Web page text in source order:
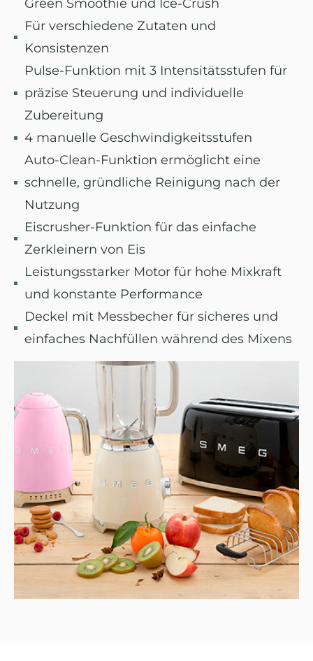
Green Smoothie und Ice-Crush
Für verschiedene Zutaten und
Konsistenzen
Pulse-Funktion mit 3 Intensitätsstufen für
präzise Steuerung und individuelle
Zubereitung
4 manuelle Geschwindigkeitsstufen
Auto-Clean-Funktion ermöglicht eine
schnelle, gründliche Reinigung nach der
Nutzung
Eiscrusher-Funktion für das einfache
Zerkleinern von Eis
Leistungsstarker Motor für hohe Mixkraft
und konstante Performance
Deckel mit Messbecher für sicheres und
einfaches Nachfüllen während des Mixens